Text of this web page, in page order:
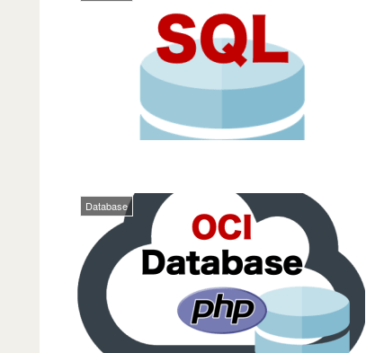
Database